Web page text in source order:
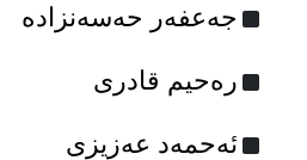
جه‌عفه‌ر حه‌سه‌نزاده‌
رەحیم قادری
ئەحمەد عەزیزی